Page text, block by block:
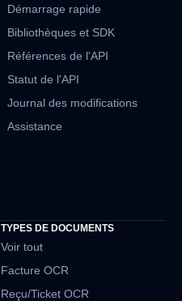
TYPES DE DOCUMENTS
Voir tout
Facture OCR
Reçu/Ticket OCR
Démarrage rapide
Bibliothèques et SDK
Références de l'API
Statut de l'API
Journal des modifications
Assistance